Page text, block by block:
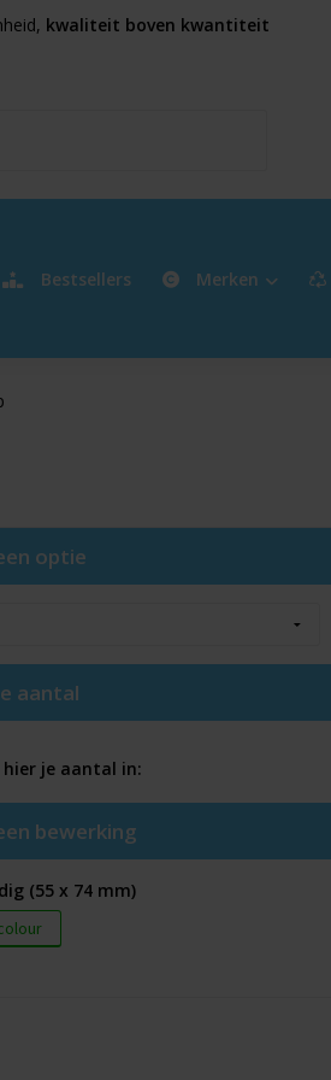
kwaliteit boven kwantiteit
Bestsellers Merken
optie
aantal
hier je aantal in:
bewerking
(55 x 74 mm)